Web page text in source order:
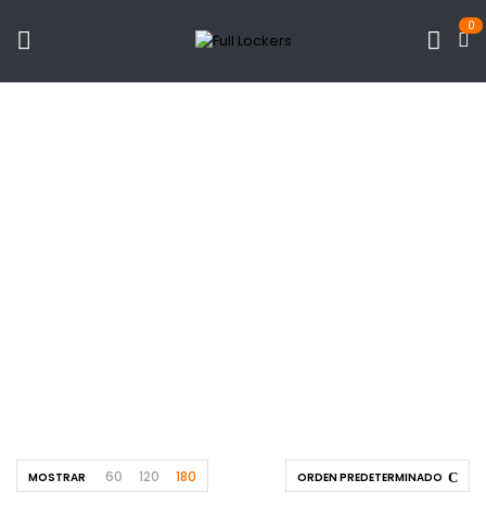
0
ORDEN PREDETERMINADO
MOSTRAR 60 120 180